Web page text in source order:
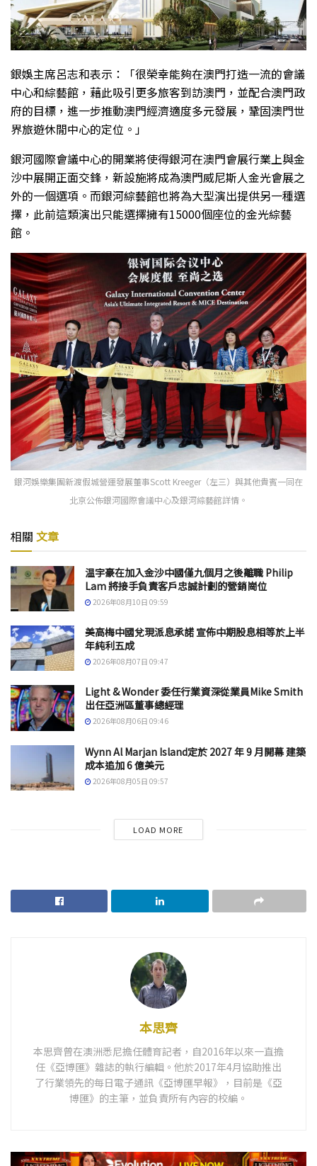
銀娛主席呂志和表示：「很榮幸能夠在澳門打造一流的會議
中心和綜藝館，藉此吸引更多旅客到訪澳門，並配合澳門政
府的目標，進一步推動澳門經濟適度多元發展，鞏固澳門世
界旅遊休閒中心的定位。」
銀河國際會議中心的開業將使得銀河在澳門會展行業上與金
沙中展開正面交鋒，新設施將成為澳門威尼斯人金光會展之
外的一個選項。而銀河綜藝館也將為大型演出提供另一種選
擇，此前這類演出只能選擇擁有15000個座位的金光綜藝
館。
銀河娛樂集團新渡假城營運發展董事Scott Kreeger（左三）與其他貴賓一同在
北京公佈銀河國際會議中心及銀河綜藝館詳情。
相關 文章
温宇豪在加入金沙中國僅九個月之後離職 Philip
Lam 將接手負責客戶忠誠計劃的營銷崗位
2026年08月10日 09:59
美高梅中國兌現派息承諾 宣佈中期股息相等於上半
年純利五成
2026年08月07日 09:47
Light & Wonder 委任行業資深從業員Mike Smith
出任亞洲區董事總經理
2026年08月06日 09:46
Wynn Al Marjan Island定於 2027 年 9 月開幕 建築
成本追加 6 億美元
2026年08月05日 09:57
LOAD MORE
本思齊
本思齊曾在澳洲悉尼擔任體育記者，自2016年以來一直擔
任《亞博匯》雜誌的執行編輯。他於2017年4月協助推出
了行業領先的每日電子通訊《亞博匯早報》，目前是《亞
博匯》的主筆，並負責所有內容的校編。